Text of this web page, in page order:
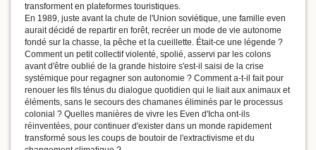
transforment en plateformes touristiques.
En 1989, juste avant la chute de l'Union soviétique, une famille even
aurait décidé de repartir en forêt, recréer un mode de vie autonome
fondé sur la chasse, la pêche et la cueillette. Était-ce une légende ?
Comment un petit collectif violenté, spolié, asservi par les colons
avant d'être oublié de la grande histoire s'est-il saisi de la crise
systémique pour regagner son autonomie ? Comment a-t-il fait pour
renouer les fils ténus du dialogue quotidien qui le liait aux animaux et
éléments, sans le secours des chamanes éliminés par le processus
colonial ? Quelles manières de vivre les Even d'Icha ont-ils
réinventées, pour continuer d'exister dans un monde rapidement
transformé sous les coups de boutoir de l'extractivisme et du